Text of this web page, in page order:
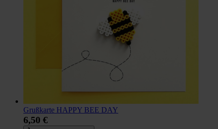
Grußkarte HAPPY BEE DAY
6,50 €